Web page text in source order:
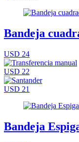
Bandeja
USD 24
USD 22
USD 21
Bandeja